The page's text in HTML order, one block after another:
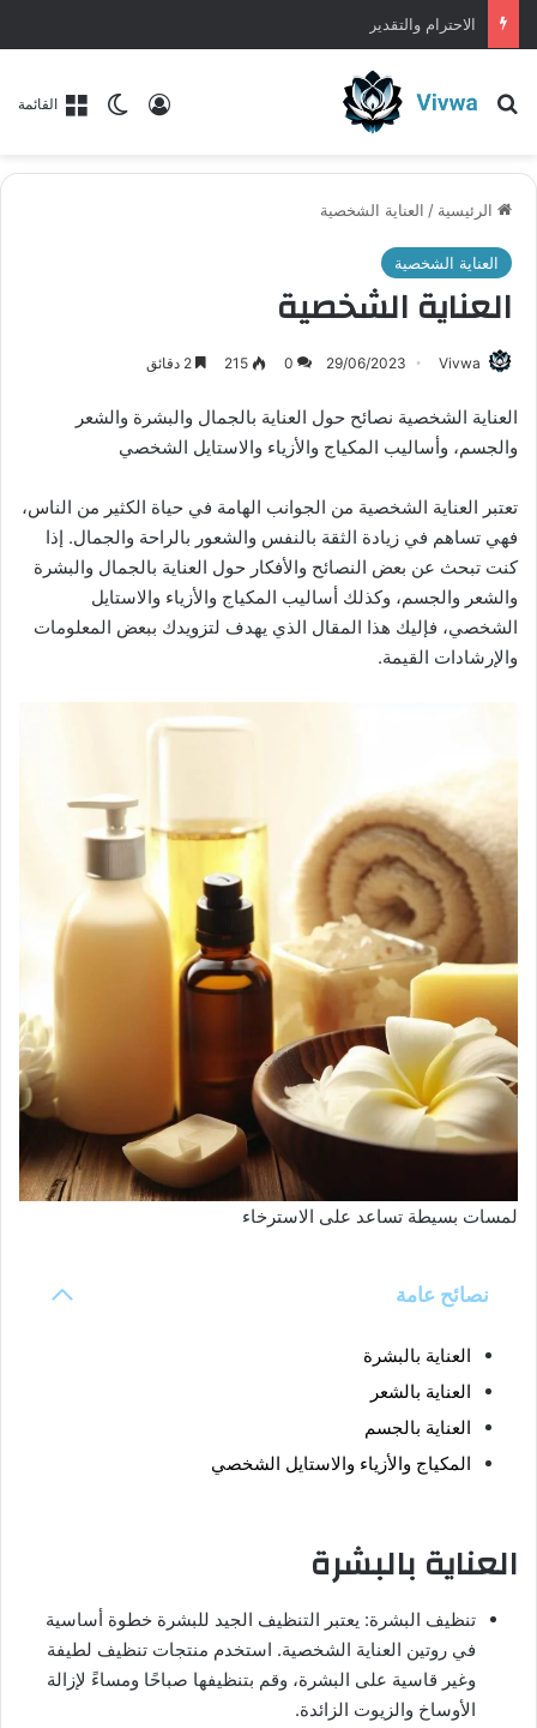
الاحترام والتقدير
القائمةالوضع
تسجيل الدخول بحث عن
الرئيسية / العناية الشخصية
العناية الشخصية
العناية الشخصية
Vivwa
29/06/2023
0
215
العناية الشخصية نصائح حول العناية بالجمال والبشرة والشعر
والجسم، وأساليب المكياج والأزياء والاستايل الشخصي
تعتبر العناية الشخصية من الجوانب الهامة في حياة الكثير من الناس،
فهي تساهم في زيادة الثقة بالنفس والشعور بالراحة والجمال. إذا
كنت تبحث عن بعض النصائح والأفكار حول العناية بالجمال والبشرة
والشعر والجسم، وكذلك أساليب المكياج والأزياء والاستايل
الشخصي، فإليك هذا المقال الذي يهدف لتزويدك ببعض المعلومات
والإرشادات القيمة.
لمسات بسيطة تساعد على الاسترخاء
نصائح عامة
العناية بالبشرة
العناية بالشعر
العناية بالجسم
المكياج والأزياء والاستايل الشخصي
العناية بالبشرة
تنظيف البشرة: يعتبر التنظيف الجيد للبشرة خطوة أساسية
في روتين العناية الشخصية. استخدم منتجات تنظيف لطيفة
وغير قاسية على البشرة، وقم بتنظيفها صباحًا ومساءً لإزالة
الأوساخ والزيوت الزائدة.